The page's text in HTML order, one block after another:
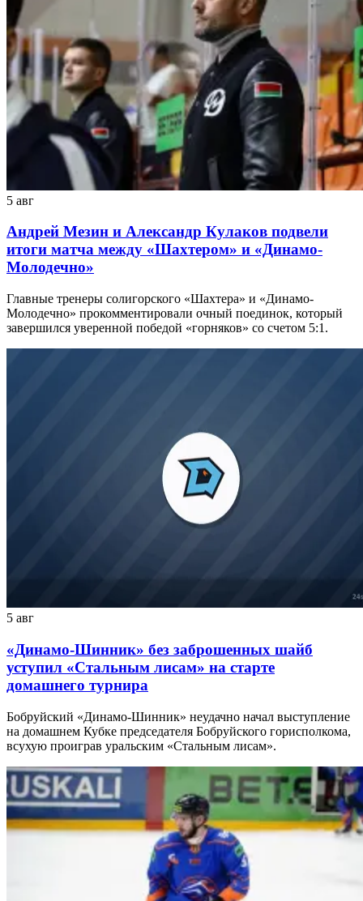
5 авг
Андрей Мезин и Александр Кулаков подвели
итоги матча между «Шахтером» и «Динамо-
Молодечно»
Главные тренеры солигорского «Шахтера» и «Динамо-
Молодечно» прокомментировали очный поединок, который
завершился уверенной победой «горняков» со счетом 5:1.
5 авг
«Динамо-Шинник» без заброшенных шайб
уступил «Стальным лисам» на старте
домашнего турнира
Бобруйский «Динамо-Шинник» неудачно начал выступление
на домашнем Кубке председателя Бобруйского горисполкома,
всухую проиграв уральским «Стальным лисам».